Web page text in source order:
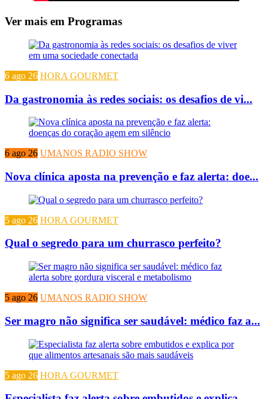
Ver mais em Programas
6 ago 26 HORA GOURMET
Da gastronomia às redes sociais: os desafios de vi...
6 ago 26 UMANOS RADIO SHOW
Nova clínica aposta na prevenção e faz alerta: doe...
5 ago 26 HORA GOURMET
Qual o segredo para um churrasco perfeito?
5 ago 26 UMANOS RADIO SHOW
Ser magro não significa ser saudável: médico faz a...
5 ago 26 HORA GOURMET